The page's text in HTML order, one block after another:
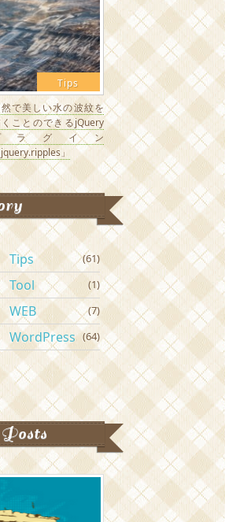
Tips
で美しい水の波紋を
ことのできるjQuery
ラグイン
」
Tips (61)
Tool (1)
WEB (7)
WordPress (64)